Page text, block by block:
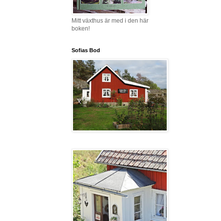
Mitt växthus är med i den här
boken!
Sofias Bod